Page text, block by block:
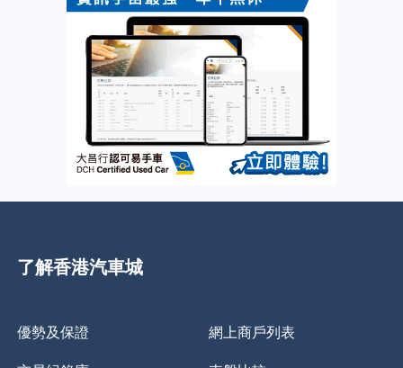
了解香港汽車城
優勢及保證 網上商戶列表